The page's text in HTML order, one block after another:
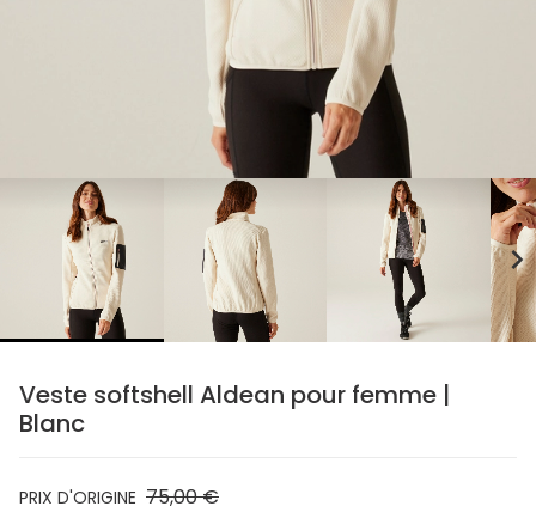
chevron_right
Veste softshell Aldean pour femme |
Blanc
PRIX D'ORIGINE 75,00 €